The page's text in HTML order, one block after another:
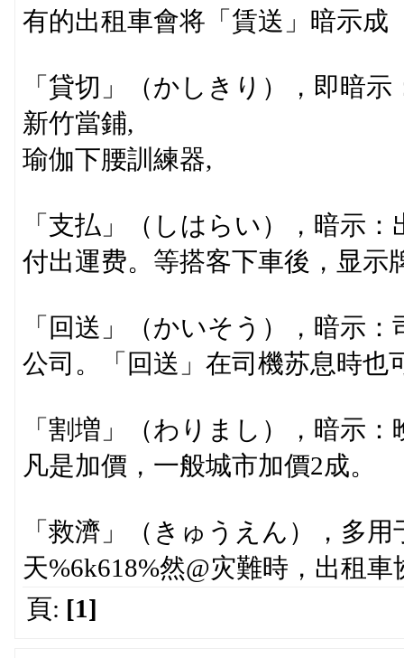
有的出租車會将「賃送」暗示成
「貸切」（かしきり），即暗
新竹當鋪,
瑜伽下腰訓練器,
「支払」（しはらい），暗示
付出運费。等搭客下車後，显示
「回送」（かいそう），暗示
公司。「回送」在司機苏息時也
「割増」（わりまし），暗示
凡是加價，一般城市加價2成。
「救濟」（きゅうえん），多
天%6k618%然@灾難時，出租
頁: [1]